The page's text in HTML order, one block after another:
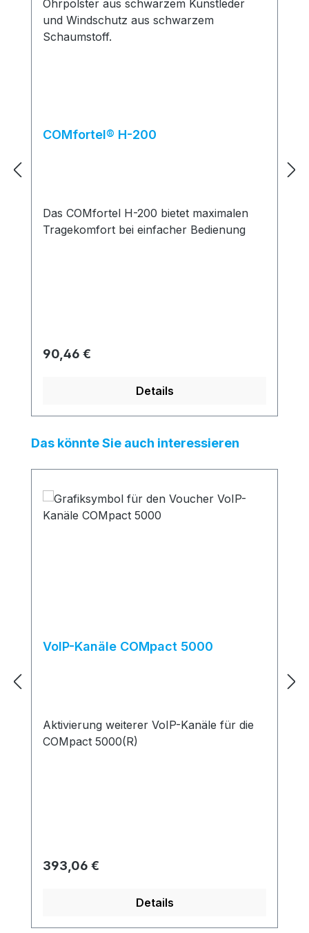
COMfortel® H-200
Das COMfortel H-200 bietet maximalen
Tragekomfort bei einfacher Bedienung
Regulärer Preis:
90,46 €
Details
Produktgalerie überspringen
Das könnte Sie auch interessieren
VoIP-Kanäle COMpact 5000
Aktivierung weiterer VoIP-Kanäle für die
COMpact 5000(R)
Regulärer Preis:
393,06 €
Details